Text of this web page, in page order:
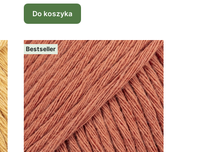
Do koszyka
Bestseller